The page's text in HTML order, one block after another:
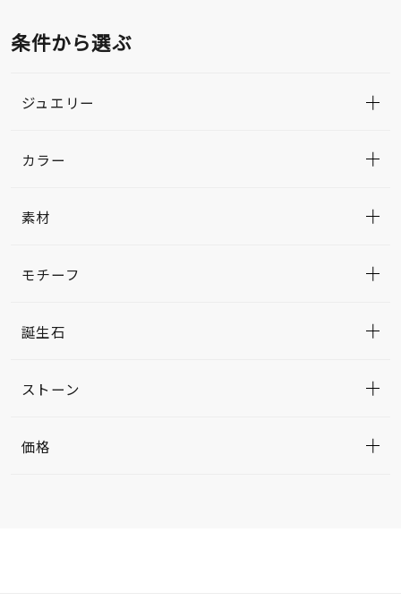
条件から選ぶ
ジュエリー
カラー
素材
モチーフ
誕生石
ストーン
価格